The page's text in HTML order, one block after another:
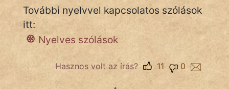
Hoffer Botond
szemfüles
További nyelvvel kapcsolatos szólások
itt:
Nyelves szólások
Hasznos volt az írás? 0
11